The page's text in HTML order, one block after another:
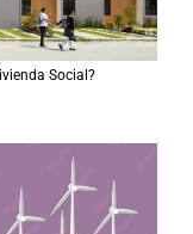
Social?